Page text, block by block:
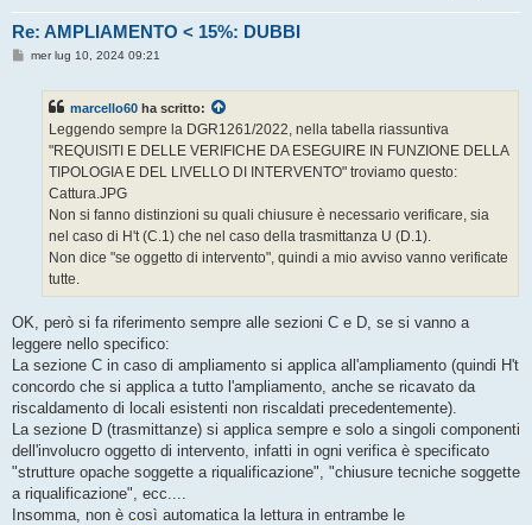
Re: AMPLIAMENTO < 15%: DUBBI
Mmer lug 10, 2024 09:21
marcello60 ha scritto:
Leggendo sempre la DGR1261/2022, nella tabella riassuntiva
"REQUISITI E DELLE VERIFICHE DA ESEGUIRE IN FUNZIONE DELLA
TIPOLOGIA E DEL LIVELLO DI INTERVENTO" troviamo questo:
Cattura.JPG
Non si fanno distinzioni su quali chiusure è necessario verificare, sia
nel caso di H't (C.1) che nel caso della trasmittanza U (D.1).
Non dice "se oggetto di intervento", quindi a mio avviso vanno verificate
tutte.
OK, però si fa riferimento sempre alle sezioni C e D, se si vanno a
leggere nello specifico:
La sezione C in caso di ampliamento si applica all'ampliamento (quindi H't
concordo che si applica a tutto l'ampliamento, anche se ricavato da
riscaldamento di locali esistenti non riscaldati precedentemente).
La sezione D (trasmittanze) si applica sempre e solo a singoli componenti
dell'involucro oggetto di intervento, infatti in ogni verifica è specificato
"strutture opache soggette a riqualificazione", "chiusure tecniche soggette
a riqualificazione", ecc....
Insomma, non è così automatica la lettura in entrambe le